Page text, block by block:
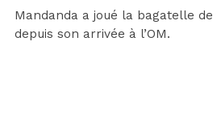
Mandanda a joué la bagatelle
depuis son arrivée à l’OM.